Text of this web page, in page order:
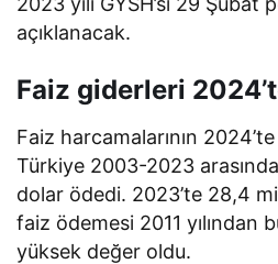
açıklanacak.
Faiz giderleri
Faiz harcamalarının
Türkiye 2003-2023
dolar ödedi. 2023’te 28,4
faiz ödemesi 2011 yılından
yüksek değer oldu.